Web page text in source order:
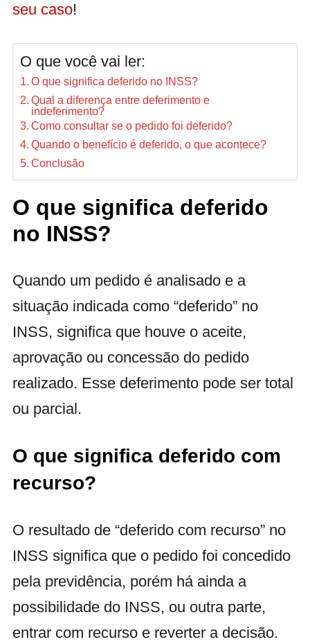
seu caso!
O que você vai ler:
O que significa deferido no INSS?
Qual a diferença entre deferimento e
indeferimento?
Como consultar se o pedido foi deferido?
Quando o benefício é deferido, o que acontece?
Conclusão
O que significa deferido
no INSS?
Quando um pedido é analisado e a
situação indicada como “deferido” no
INSS, significa que houve o aceite,
aprovação ou concessão do pedido
realizado. Esse deferimento pode ser total
ou parcial.
O que significa deferido com
recurso?
O resultado de “deferido com recurso” no
INSS significa que o pedido foi concedido
pela previdência, porém há ainda a
possibilidade do INSS, ou outra parte,
entrar com recurso e reverter a decisão.